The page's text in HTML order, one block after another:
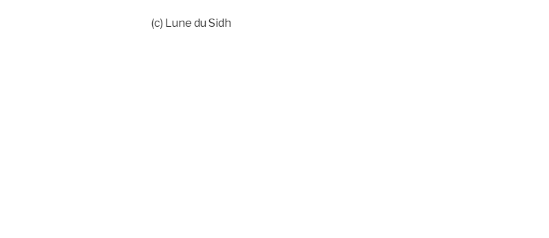
(c) Lune du Sidh